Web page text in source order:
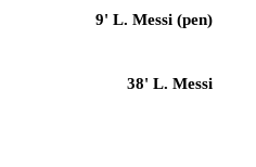
9' L. Messi (pen)
38' L. Messi